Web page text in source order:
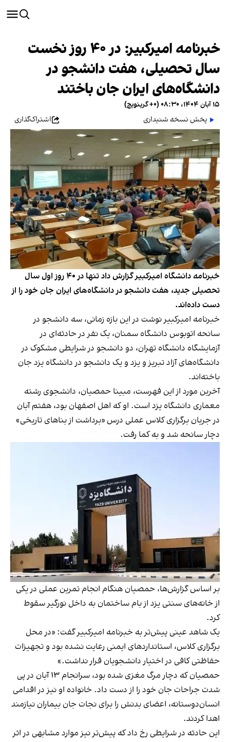
خبرنامه امیرکبیر: در ۴۰ روز نخست
سال تحصیلی، هفت دانشجو در
دانشگاه‌های ایران جان باختند
۱۵ آبان ۱۴۰۴، ۰۸:۳۰ (‎+۰ گرینویچ)
پخش نسخه شنیداری
اشتراک‌گذاری
خبرنامه دانشگاه امیرکبیر گزارش داد تنها در ۴۰ روز اول سال
تحصیلی جدید، هفت دانشجو در دانشگاه‌های ایران جان خود را از
دست داده‌اند.
خبرنامه امیرکبیر نوشت در این بازه زمانی، سه دانشجو در
سانحه اتوبوس دانشگاه سمنان، یک نفر در حادثه‌ای در
آزمایشگاه دانشگاه تهران، دو دانشجو در شرایطی مشکوک در
دانشگاه‌های آزاد تبریز و یزد و یک دانشجو در دانشگاه یزد جان
باخته‌اند.
آخرین مورد از این فهرست، مبینا حمصیان، دانشجوی رشته
معماری دانشگاه یزد است. او که اهل اصفهان بود، هفتم آبان
در جریان برگزاری کلاس عملی درس «برداشت از بناهای تاریخی»
دچار سانحه شد و به کما رفت.
بر اساس گزارش‌ها، حمصیان هنگام انجام تمرین عملی در یکی
از خانه‌های سنتی یزد از بام ساختمان به داخل نورگیر سقوط
کرد.
یک شاهد عینی پیش‌تر به خبرنامه امیرکبیر گفت: «در محل
برگزاری کلاس، استانداردهای ایمنی رعایت نشده بود و تجهیزات
حفاظتی کافی در اختیار دانشجویان قرار نداشت.»
حمصیان که دچار مرگ مغزی شده بود، سرانجام ۱۳ آبان در پی
شدت جراحات جان خود را از دست داد. خانواده‌ او نیز در اقدامی
انسان‌دوستانه، اعضای بدنش را برای نجات جان بیماران نیازمند
اهدا کردند.
این حادثه در شرایطی رخ داد که پیش‌تر نیز موارد مشابهی در اثر